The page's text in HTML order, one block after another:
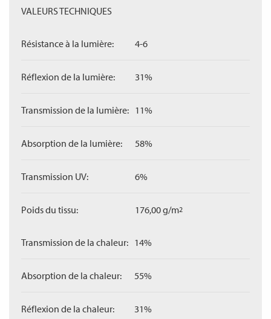
VALEURS TECHNIQUES
Résistance à la lumière: 4-6
Réflexion de la lumière: 31%
Transmission de la lumière: 11%
Absorption de la lumière: 58%
Transmission UV: 6%
Poids du tissu: 176,00 g/m2
Transmission de la chaleur: 14%
Absorption de la chaleur: 55%
Réflexion de la chaleur: 31%